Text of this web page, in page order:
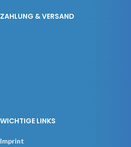
ZAHLUNG & VERSAND
WICHTIGE LINKS
Imprint